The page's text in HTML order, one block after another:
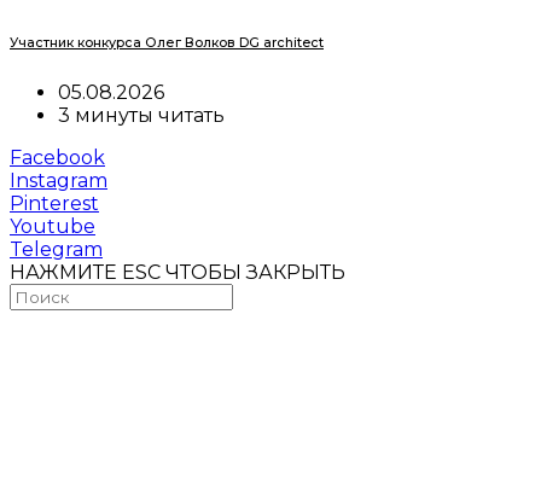
Участник конкурса Олег Волков DG architect
05.08.2026
3 минуты читать
Facebook
Instagram
Pinterest
Youtube
Telegram
НАЖМИТЕ ESC ЧТОБЫ ЗАКРЫТЬ